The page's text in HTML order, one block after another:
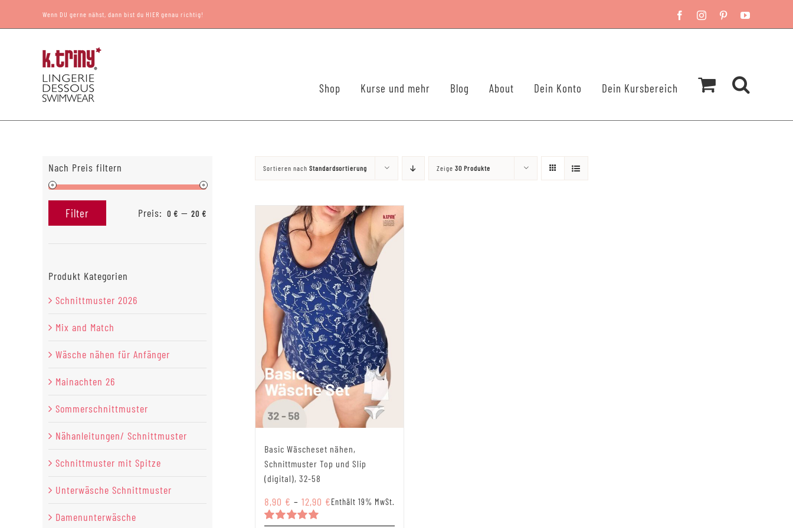
Wenn DU gerne nähst, dann bist du HIER genau richtig! FacebookInstagram
Pinterest
Shop Kurse und mehr Blog About Dein Konto Dein Kursbereich
Sortieren nach Standardsortierung Zeige 30 Produkte
Basic Wäscheset nähen,
Schnittmuster Top und Slip
(digital), 32-58
8,90 € – 12,90 €Preisspanne:
Enthält 19% MwSt.
Nach Preis filtern
Filter Preis: 0 € — 20 €
Produkt Kategorien
Schnittmuster 2026
Mix and Match
Wäsche nähen für Anfänger
Mainachten 26
Sommerschnittmuster
Nähanleitungen/ Schnittmuster
Schnittmuster mit Spitze
Unterwäsche Schnittmuster
Damenunterwäsche